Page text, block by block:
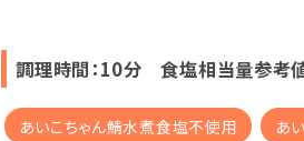
調理時間：10分 食塩相当量参考
あいこちゃん鯖水煮食塩不使用 あ